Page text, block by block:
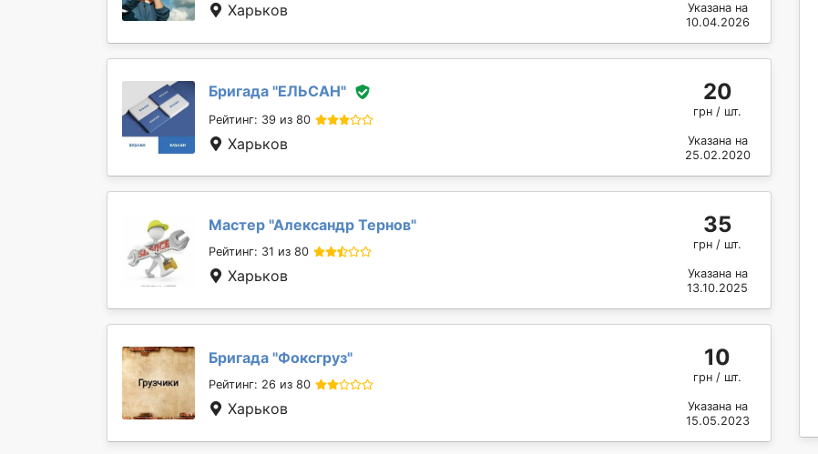
Харьков
Указана на
10.04.2026
Бригада "ЕЛЬСАН"
Рейтинг: 39 из 80
Харьков
20
грн / шт.
Указана на
25.02.2020
Мастер "Александр Тернов"
Рейтинг: 31 из 80
Харьков
35
грн / шт.
Указана на
13.10.2025
Бригада "Фоксгруз"
Рейтинг: 26 из 80
Харьков
10
грн / шт.
Указана на
15.05.2023